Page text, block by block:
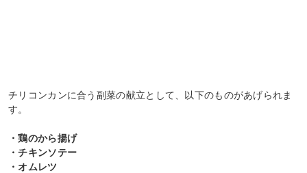
チリコンカンに合う副菜の献立として、以下のものがあげられま
す。
・鶏のから揚げ
・チキンソテー
・オムレツ